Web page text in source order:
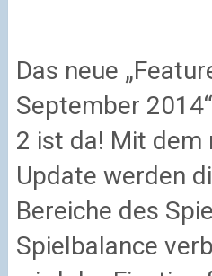
Das neue
September
2 ist da! Mit dem
Update werden
Bereiche des
Spielbalance